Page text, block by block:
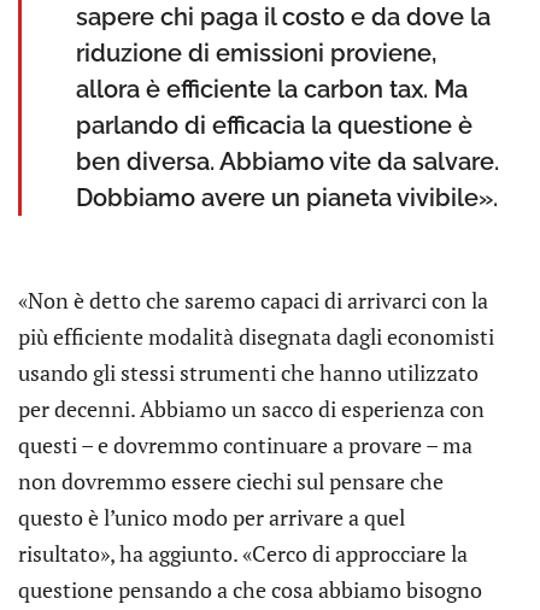
sapere chi paga il costo e da dove la
riduzione di emissioni proviene,
allora è efficiente la carbon tax. Ma
parlando di efficacia la questione è
ben diversa. Abbiamo vite da salvare.
Dobbiamo avere un pianeta vivibile».
«Non è detto che saremo capaci di arrivarci con la
più efficiente modalità disegnata dagli economisti
usando gli stessi strumenti che hanno utilizzato
per decenni. Abbiamo un sacco di esperienza con
questi – e dovremmo continuare a provare – ma
non dovremmo essere ciechi sul pensare che
questo è l’unico modo per arrivare a quel
risultato», ha aggiunto. «Cerco di approcciare la
questione pensando a che cosa abbiamo bisogno